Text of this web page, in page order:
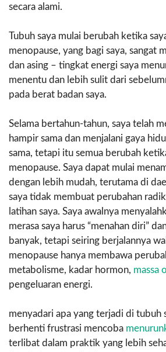
secara alami.
Tubuh saya mulai berubah ketika
menopause, yang bagi saya, sangat
dan asing – tingkat energi saya
menentu dan lebih sulit dari
pada berat badan saya.
Selama bertahun-tahun, saya telah
hampir sama dan menjalani gaya
sama, tetapi itu semua berubah
menopause. Saya dapat mulai
dengan lebih mudah, terutama di
saya tidak membuat perubahan
latihan saya. Saya awalnya
merasa saya harus “menahan diri”
banyak, tetapi seiring berjalannya
menopause hanya membawa
metabolisme, kadar hormon, massa
pengeluaran energi.
menyadari apa yang terjadi di tubuh
berhenti frustrasi mencoba
terlibat dalam praktik yang lebih